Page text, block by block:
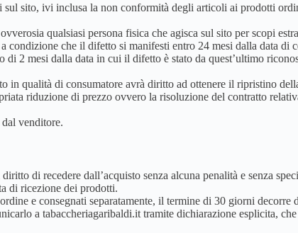
sito, ivi inclusa la non conformità degli articoli ai prodotti
qualsiasi persona fisica che agisca sul sito per scopi
condizione che il difetto si manifesti entro 24 mesi dalla data di
2 mesi dalla data in cui il difetto è stato da quest’ultimo
in qualità di consumatore avrà diritto ad ottenere il ripristino
riduzione di prezzo ovvero la risoluzione del contratto
venditore.
di recedere dall’acquisto senza alcuna penalità e senza
di ricezione dei prodotti.
e consegnati separatamente, il termine di 30 giorni decorre
a tabaccheriagaribaldi.it tramite dichiarazione esplicita, che